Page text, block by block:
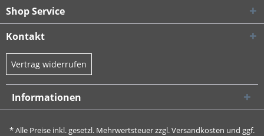
Shop Service
Kontakt
Vertrag widerrufen
Informationen
* Alle Preise inkl. gesetzl. Mehrwertsteuer zzgl.Versandkosten und ggf.